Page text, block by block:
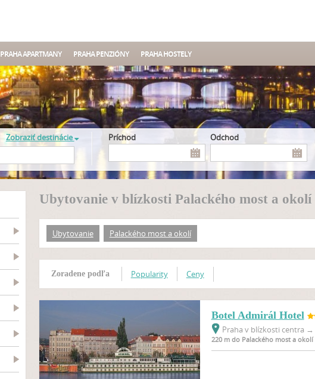
PRAHA APARTMANY PRAHA PENZIÓNY PRAHA HOSTELY
Zobraziť destinácie Príchod Odchod
Ubytovanie v blízkosti Palackého most a okolí
Ubytovanie Palackého most a okolí
Zoradene podľa Popularity Ceny
Botel Admirál Hotel
Praha v blízkosti centra →
220 m do Palackého most a okolí